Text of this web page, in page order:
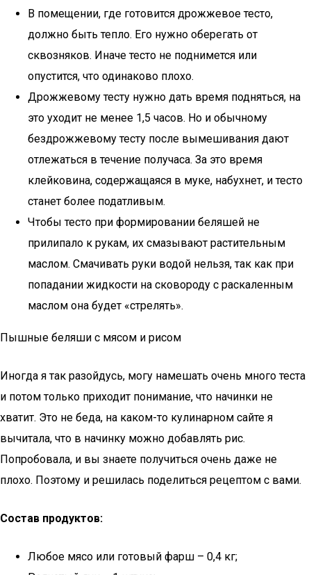
В помещении, где готовится дрожжевое тесто,
должно быть тепло. Его нужно оберегать от
сквозняков. Иначе тесто не поднимется или
опустится, что одинаково плохо.
Дрожжевому тесту нужно дать время подняться, на
это уходит не менее 1,5 часов. Но и обычному
бездрожжевому тесту после вымешивания дают
отлежаться в течение получаса. За это время
клейковина, содержащаяся в муке, набухнет, и тесто
станет более податливым.
Чтобы тесто при формировании беляшей не
прилипало к рукам, их смазывают растительным
маслом. Смачивать руки водой нельзя, так как при
попадании жидкости на сковороду с раскаленным
маслом она будет «стрелять».
Пышные беляши с мясом и рисом
Иногда я так разойдусь, могу намешать очень много теста
и потом только приходит понимание, что начинки не
хватит. Это не беда, на каком-то кулинарном сайте я
вычитала, что в начинку можно добавлять рис.
Попробовала, и вы знаете получиться очень даже не
плохо. Поэтому и решилась поделиться рецептом с вами.
Состав продуктов:
Любое мясо или готовый фарш – 0,4 кг;